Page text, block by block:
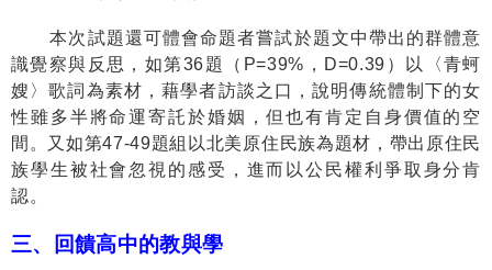
本次試題還可體會命題者嘗試於題文中帶出的群體意
識覺察與反思，如第36題（ P=39% ， D=0.39 ）以〈青蚵
嫂〉歌詞為素材，藉學者訪談之口，說明傳統體制下的女
性雖多半將命運寄託於婚姻，但也有肯定自身價值的空
間。又如第47-49題組以北美原住民族為題材，帶出原住民
族學生被社會忽視的感受，進而以公民權利爭取身分肯
認。
三、回饋高中的教與學